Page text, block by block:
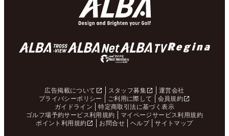
広告掲載について スタッフ募集
運営会社
プライバシーポリシー
ご利用に際して
会員規約
ガイドライン
特定商取引法に基づく表示
ゴルフ場予約サービス利用規約
マイページサービス利用規約
ポイント利用規約
お問合せ ヘルプ サイトマップ